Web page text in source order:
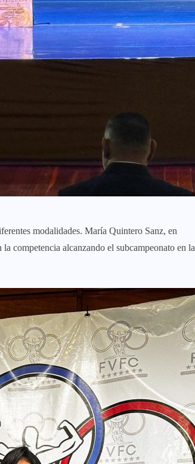
modalidades. María Quintero Sanz, en
competencia alcanzando el subcampeonato en la